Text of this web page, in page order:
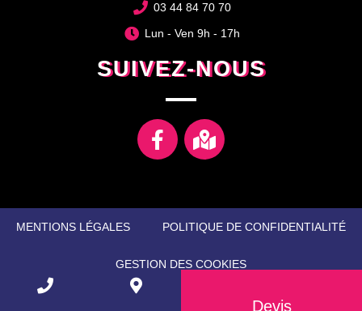
03 44 84 70 70
Lun - Ven 9h - 17h
SUIVEZ-NOUS
MENTIONS LÉGALES POLITIQUE DE CONFIDENTIALITÉ
GESTION DES COOKIES
Devis